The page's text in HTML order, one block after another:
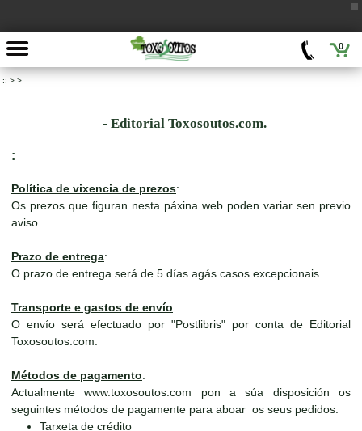
0
:: > >
- Editorial Toxosoutos.com.
:
Política de vixencia de prezos:
Os prezos que figuran nesta páxina web poden variar sen previo
aviso.
Prazo de entrega:
O prazo de entrega será de 5 días agás casos excepcionais.
Transporte e gastos de envío:
O envío será efectuado por "Postlibris" por conta de Editorial
Toxosoutos.com.
Métodos de pagamento:
Actualmente www.toxosoutos.com pon a súa disposición os
seguintes métodos de pagamente para aboar os seus pedidos:
Tarxeta de crédito